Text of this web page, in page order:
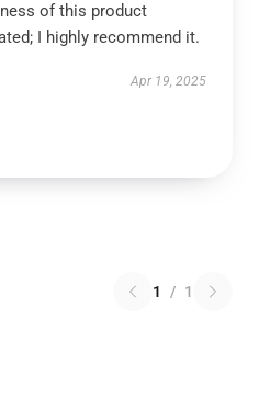
of this product
I highly recommend it.
Apr 19, 2025
1 / 1